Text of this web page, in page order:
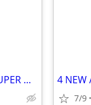
4 NEW ALL SEASON TIRES 215/55/17 SUPER MAX
7/9